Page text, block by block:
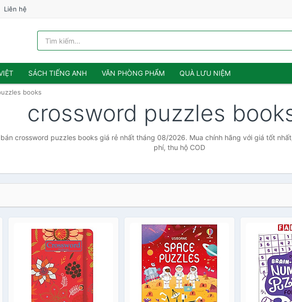
Liên hệ
SÁCH TIẾNG ANH VĂN PHÒNG PHẨM QUÀ LƯU NIỆM
books
crossword puzzles
crossword puzzles books giá rẻ nhất tháng 08/2026. Mua chính hãng với giá tốt
phí, thu hộ COD